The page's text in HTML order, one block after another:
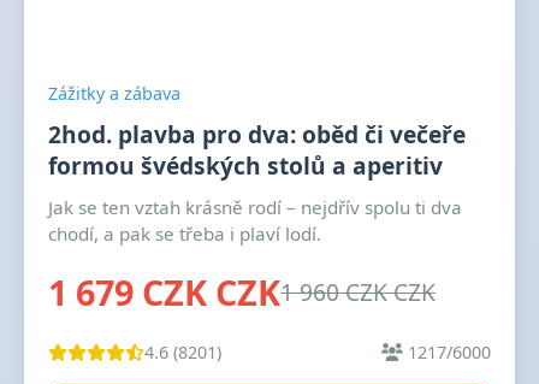
Zážitky a zábava
2hod. plavba pro dva: oběd či večeře
formou švédských stolů a aperitiv
Jak se ten vztah krásně rodí – nejdřív spolu ti dva
chodí, a pak se třeba i plaví lodí.
1 679 CZK CZK1 960 CZK CZK
4.6 (8201) 1217/6000